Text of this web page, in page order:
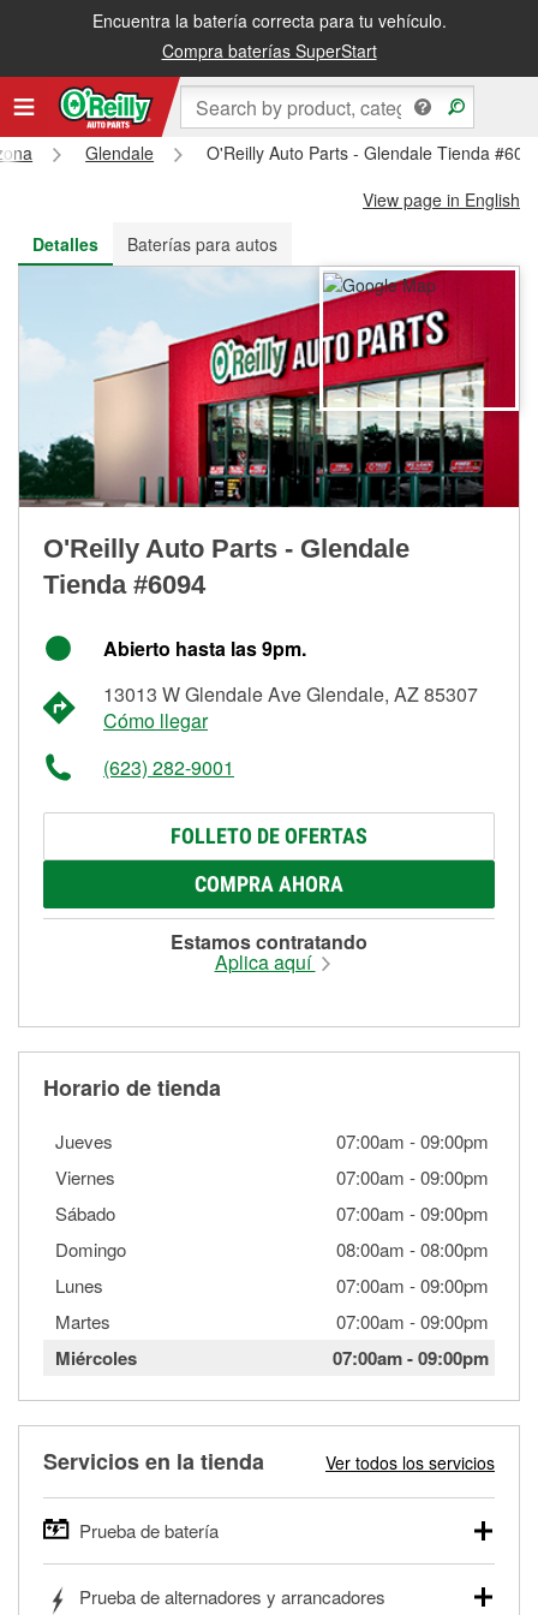
Encuentra la batería correcta para tu vehículo.
Compra baterías SuperStart
Recibe tu orden gratis al día siguiente o recógela en la tienda
Glendale
O'Reilly Auto Parts - Glendale Tienda
View page in English
Detalles
Baterías para autos
O'Reilly Auto Parts - Glendale
Tienda #6094
Abierto hasta las 9pm.
13013 W Glendale Ave Glendale, AZ 85307
Cómo llegar
(623) 282-9001
FOLLETO DE OFERTAS
COMPRA AHORA
Estamos contratando
Aplica aquí
Horario de tienda
Jueves 07:00am -09:00pm
Viernes
07:00am -09:00pm
Sábado
07:00am -09:00pm
Domingo
08:00am -08:00pm
Lunes
07:00am -09:00pm
Martes
07:00am -09:00pm
Miércoles 07:00am-09:00pm
Servicios en la tienda Ver todos los servicios
Prueba de batería
autos, camionetas, SUVs, vehículos comerciales y
Prueba de alternadores y arrancadores